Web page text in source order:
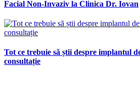
Facial Non-Invaziv la Clinica Dr. Iovan
Tot ce trebuie să știi despre implantul
consultație